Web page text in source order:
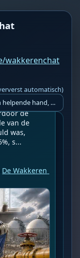
wakkerenchat
automatisch)
Ik ben op zoek naar een helpende hand, een menselijk oog, een admin die helpt met controleren of de chat wel correct word gemodereerd word door NoMoSpam. 98% gaat automatisch goed, toch ik dit nooit helemaal loslaten en moet er altijd een mens mee blijven opletten bij elke beslissing die gemaakt word. Waar bestaan de werkzaamheden uit? Mee kijken in admin log kanaal naar alle drugs/porno/scams die voorbij komen en in het geval van een randgevalletje, ingrijpen en b.v. een verwijderd maar wel toegestaan bericht terug plaatsen met een druk op de knop. tsja zo banaal en simpel is het gesteld.. Word je hier blij van? Nee. Strookt het je ego? Nee. Word je er beter van? Nee. Kost het veel tijd? Totaal niet, consistentie en regelmaat is belangrijker dan 'er even voor kunnen gaan zitten'.. het werk is in een paar seconden gepiept.. je checkt puur of AI de juiste beslissing heeft gemaakt.. …
dienen,
tot
maar
van 60
LNG-import
2,1
de
van de
was,
s...
De Wakkeren